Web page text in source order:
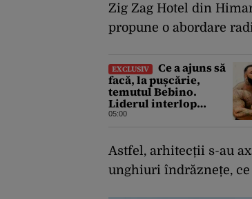
Zig Zag Hotel din
propune o abordare
EXCLUSIV
Ce a ajuns să
facă, la pușcărie,
temutul Bebino.
Liderul interlop
bucureștean, trimis la
05:00
Astfel, arhitecții s-au
unghiuri îndrăznețe, ce